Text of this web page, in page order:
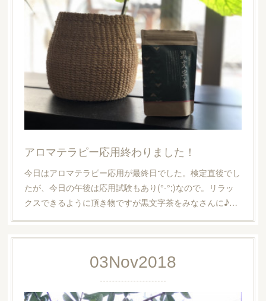
アロマテラピー応用終わりました！
今日はアロマテラピー応用が最終日でした。検定直後でし
たが、今日の午後は応用試験もあり(°-°;)なので。リラッ
クスできるように頂き物ですが黒文字茶をみなさんに♪…
03Nov2018